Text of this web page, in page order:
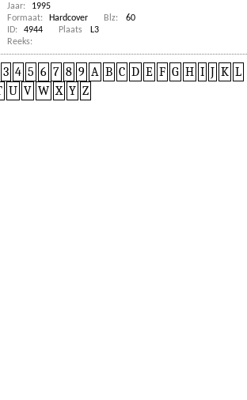
Jaar:
1995
Formaat:
Hardcover Blz:
60
ID:
4944 Plaats
L3
Reeks:
3 4 5 6 7 8 9 A B C D E F G H I J K L
U V W X Y Z